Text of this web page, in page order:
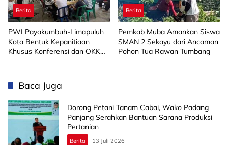
Berita
PWI Payakumbuh-Limapuluh
Kota Bentuk Kepanitiaan
Khusus Konferensi dan OKK
Berita
Pemkab Muba Amankan Siswa
SMAN 2 Sekayu dari Ancaman
Pohon Tua Rawan Tumbang
Baca Juga
Dorong Petani Tanam Cabai, Wako Padang
Panjang Serahkan Bantuan Sarana Produksi
Pertanian
Berita 13 Juli 2026